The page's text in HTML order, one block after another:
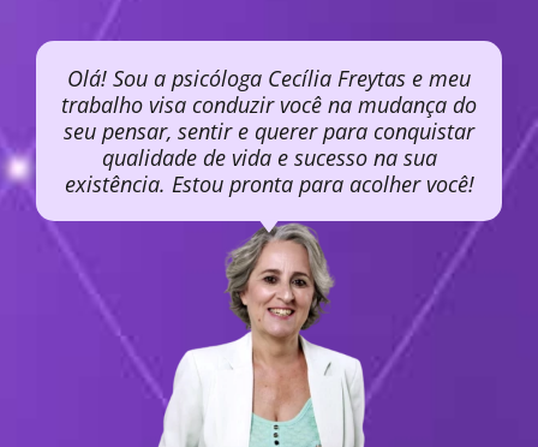
Olá! Sou a psicóloga Cecília Freytas e meu
trabalho visa conduzir você na mudança do
seu pensar, sentir e querer para conquistar
qualidade de vida e sucesso na sua
existência. Estou pronta para acolher você!